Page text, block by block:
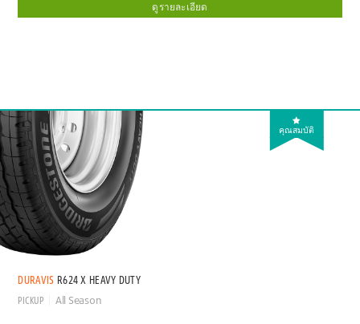
ดูรายละเอียด
คุณสมบัติ
DURAVIS R624 X HEAVY DUTY
PICKUP All Season